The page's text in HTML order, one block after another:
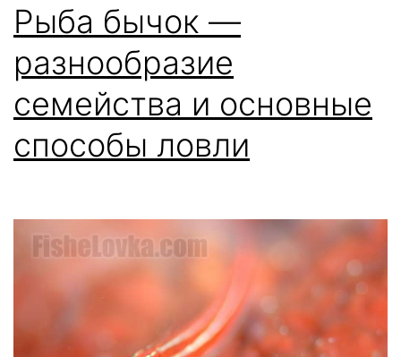
Рыба бычок —
разнообразие
семейства и основные
способы ловли